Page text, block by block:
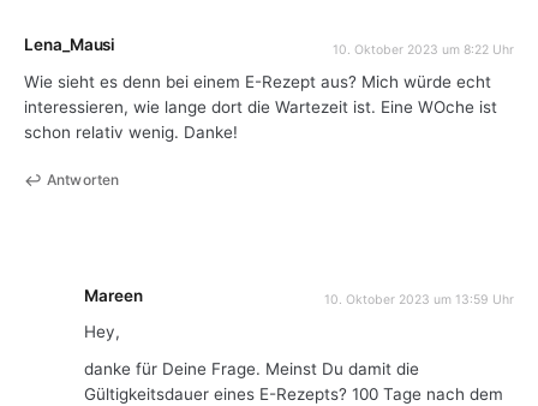
Lena_Mausi 10. Oktober 2023 um 8:22 Uhr
Wie sieht es denn bei einem E-Rezept aus? Mich würde echt
interessieren, wie lange dort die Wartezeit ist. Eine WOche ist
schon relativ wenig. Danke!
Antworten
Mareen 10. Oktober 2023 um 13:59 Uhr
Hey,
danke für Deine Frage. Meinst Du damit die
Gültigkeitsdauer eines E-Rezepts? 100 Tage nach dem